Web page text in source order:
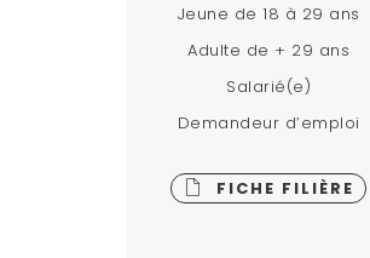
Jeune de 18 à 29 ans
Adulte de + 29 ans
Salarié(e)
Demandeur d’emploi
FICHE FILIÈRE